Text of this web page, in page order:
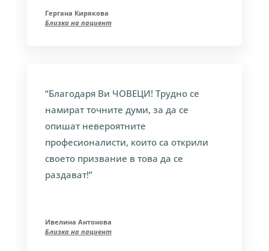
Гергана Кирякова
Близка на пациент
“Благодаря Ви ЧОВЕЦИ! Трудно се
намират точните думи, за да се
опишат невероятните
професионалисти, които са открили
своето призвание в това да се
раздават!”
Ивелина Антонова
Близка на пациент